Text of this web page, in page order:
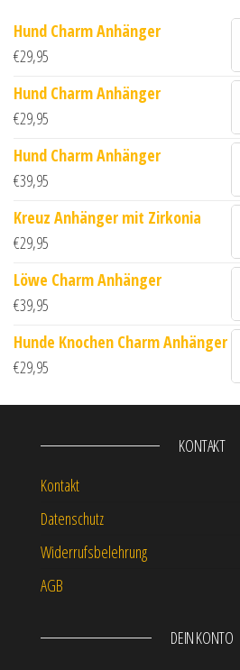
Hund Charm Anhänger
€29,95
Hund Charm Anhänger
€29,95
Hund Charm Anhänger
€39,95
Kreuz Anhänger mit Zirkonia
€29,95
Löwe Charm Anhänger
€39,95
Hunde Knochen Charm Anhänger
€29,95
KONTAKT
Kontakt
Datenschutz
Widerrufsbelehrung
AGB
DEIN KONTO